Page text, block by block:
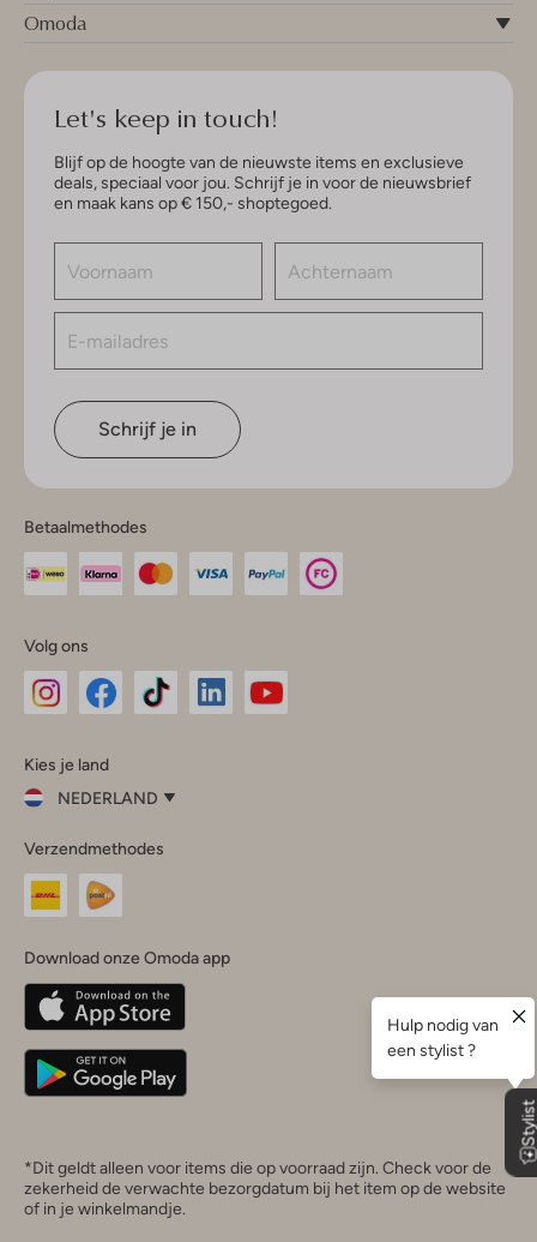
Omoda
Let's keep in touch!
Blijf op de hoogte van de nieuwste items en exclusieve
deals, speciaal voor jou. Schrijf je in voor de nieuwsbrief
en maak kans op € 150,- shoptegoed.
Schrijf je in
Betaalmethodes
Volg ons
InstagramFacebook
Kies je land
NEDERLAND
je
land
Nederland
Belgique(Français)
Deutschland
Verzendmethodes
Download onze Omoda app
*Dit geldt alleen voor items die op voorraad zijn. Check voor de
zekerheid de verwachte bezorgdatum bij het item op de website
of in je winkelmandje.